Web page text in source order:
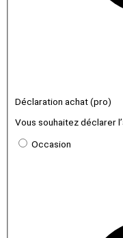
Déclaration achat (pro)
Vous souhaitez déclarer
Occasion